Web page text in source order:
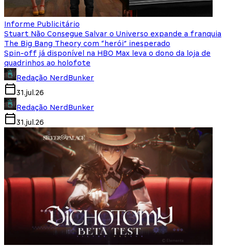
Informe Publicitário
Stuart Não Consegue Salvar o Universo expande a franquia
The Big Bang Theory com “herói” inesperado
Spin-off já disponível na HBO Max leva o dono da loja de
quadrinhos ao holofote
Redação NerdBunker
31.jul.26
Redação NerdBunker
31.jul.26